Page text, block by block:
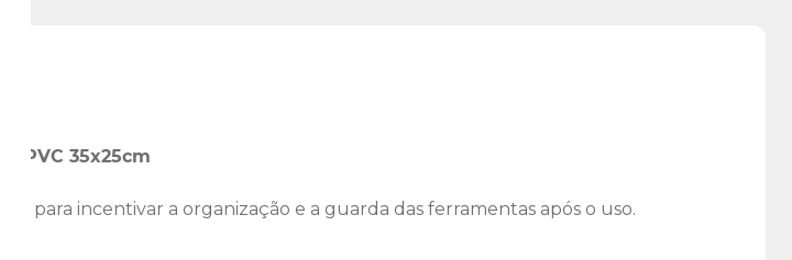
PVC 35x25cm
para incentivar a organização e a guarda das ferramentas após o uso.